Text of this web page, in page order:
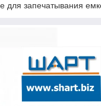
для запечатывания